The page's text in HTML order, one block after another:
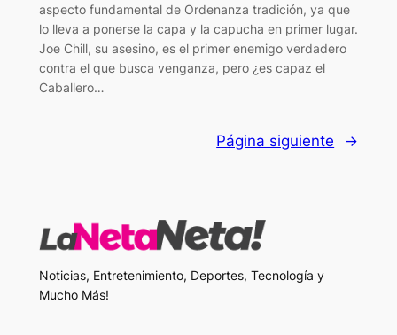
aspecto fundamental de Ordenanza tradición, ya que
lo lleva a ponerse la capa y la capucha en primer lugar.
Joe Chill, su asesino, es el primer enemigo verdadero
contra el que busca venganza, pero ¿es capaz el
Caballero…
Página siguiente →
Noticias, Entretenimiento, Deportes, Tecnología y
Mucho Más!